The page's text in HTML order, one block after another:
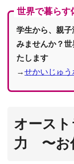
世界で暮らす
学生から、親
みませんか？
たします
→せかいじゅ
オース
力 〜お